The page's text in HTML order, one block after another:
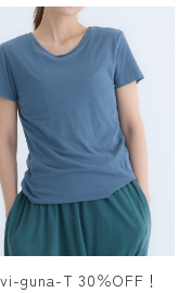
guna-T 30％OFF！